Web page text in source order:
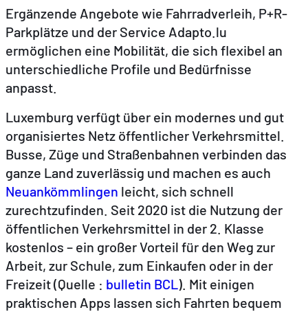
Ergänzende Angebote wie Fahrradverleih, P+R-
Parkplätze und der Service Adapto.lu
ermöglichen eine Mobilität, die sich flexibel an
unterschiedliche Profile und Bedürfnisse
anpasst.
Luxemburg verfügt über ein modernes und gut
organisiertes Netz öffentlicher Verkehrsmittel.
Busse, Züge und Straßenbahnen verbinden das
ganze Land zuverlässig und machen es auch
Neuankömmlingen leicht, sich schnell
zurechtzufinden. Seit 2020 ist die Nutzung der
öffentlichen Verkehrsmittel in der 2. Klasse
kostenlos – ein großer Vorteil für den Weg zur
Arbeit, zur Schule, zum Einkaufen oder in der
Freizeit (Quelle : bulletin BCL). Mit einigen
praktischen Apps lassen sich Fahrten bequem